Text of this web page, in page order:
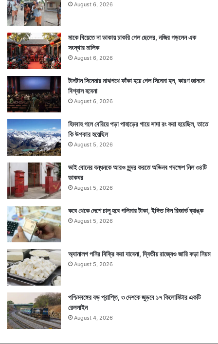
করোনা রোগী ও মৃত্যু যেমন বেড়ে চলেছে তেমনই অন্যদিকে তাল
মিলিয়ে বাড়ছে সুস্থ হয়ে ওঠার হার। গত ২৪ ঘণ্টায় করোনাকে
হারিয়ে সুস্থ হয়ে উঠেছেন ১৭ হাজার ৬৫২ জন।
দেশে এখন মোট করোনামুক্ত মানুষের সংখ্যা দাঁড়িয়েছে ১ কোটি ১
লক্ষ ৪৬ হাজার ৭৬৩ জনে। দেশে সুস্থতার হার ৯৬.৫২ শতাংশে
রয়েছে। — সংবাদ সংস্থার সাহায্য নিয়ে লেখা
Tags Coronavirus
August 6, 2026
মাকে বিয়েতে না ডাকায় চাকরি গেল ছেলের, নজির গড়লেন এক
সংস্থার মালিক
August 6, 2026
টানটান সিনেমার মাঝপথে ফাঁকা হয়ে গেল সিনেমা হল, কারণ জানলে
বিশ্বাস হবেনা
August 6, 2026
হিমবাহ গলে বেরিয়ে পড়া পাহাড়ের গায়ে সাদা রং করা হয়েছিল, তাতে
কি উপকার হয়েছিল
August 5, 2026
ভাই বোনের বন্ধনকে আরও সুন্দর করতে অভিনব পদক্ষেপ নিল ৩৪টি
ডাকঘর
August 5, 2026
কবে থেকে দেশে চালু হবে পলিমার টাকা, ইঙ্গিত দিল রিজার্ভ ব্যাঙ্ক
August 5, 2026
অ্যানালগ পনির বিক্রি করা যাবেনা, দ্বিতীয় রাজ্যেও জারি কড়া নিয়ম
August 5, 2026
পশ্চিমবঙ্গের বড় প্রাপ্তি, ৩ দেশকে জুড়বে ১৭ কিলোমিটার একটি
রেললাইন
August 4, 2026